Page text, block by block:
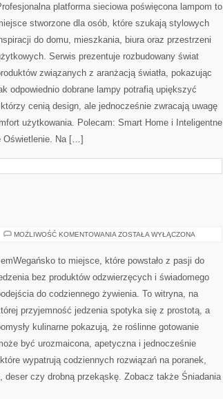
PRZEMYSŁOWE
platforma sieciowa poświęcona lampom to
stworzone dla osób, które szukają stylowych
do domu, mieszkania, biura oraz przestrzeni
Serwis prezentuje rozbudowany świat
związanych z aranżacją światła, pokazując
odpowiednio dobrane lampy potrafią upiększyć
cenią design, ale jednocześnie zwracają uwagę
użytkowania. Polecam: Smart Home i Inteligentne
Oświetlenie. Na […]
MOŻLIWOŚĆ KOMENTOWANIA SZYBKIE
ZOSTAŁA WYŁĄCZONA
to miejsce, które powstało z pasji do
bez produktów odzwierzęcych i świadomego
do codziennego żywienia. To witryna, na
przyjemność jedzenia spotyka się z prostotą, a
kulinarne pokazują, że roślinne gotowanie
być urozmaicona, apetyczna i jednocześnie
wypatrują codziennych rozwiązań na poranek,
deser czy drobną przekąskę. Zobacz także Śniadania